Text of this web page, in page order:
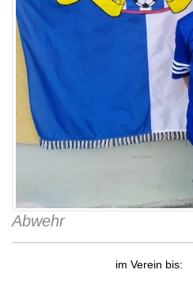
Abwehr
im Verein bis: